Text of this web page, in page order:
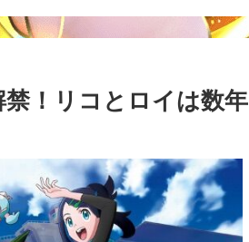
禁！リコとロイは数年